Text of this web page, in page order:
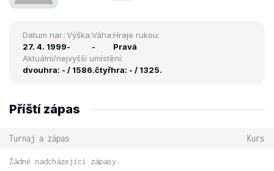
Datum nar.:
27. 4. 1999
Výška:
-
Váha:
-
Hraje rukou:
Pravá
Aktuální/nejvyšší umístění:
dvouhra: - / 1586.čtyřhra: - / 1325.
Příští zápas
Turnaj a zápas Kurs
Žádné nadcházející zápasy.